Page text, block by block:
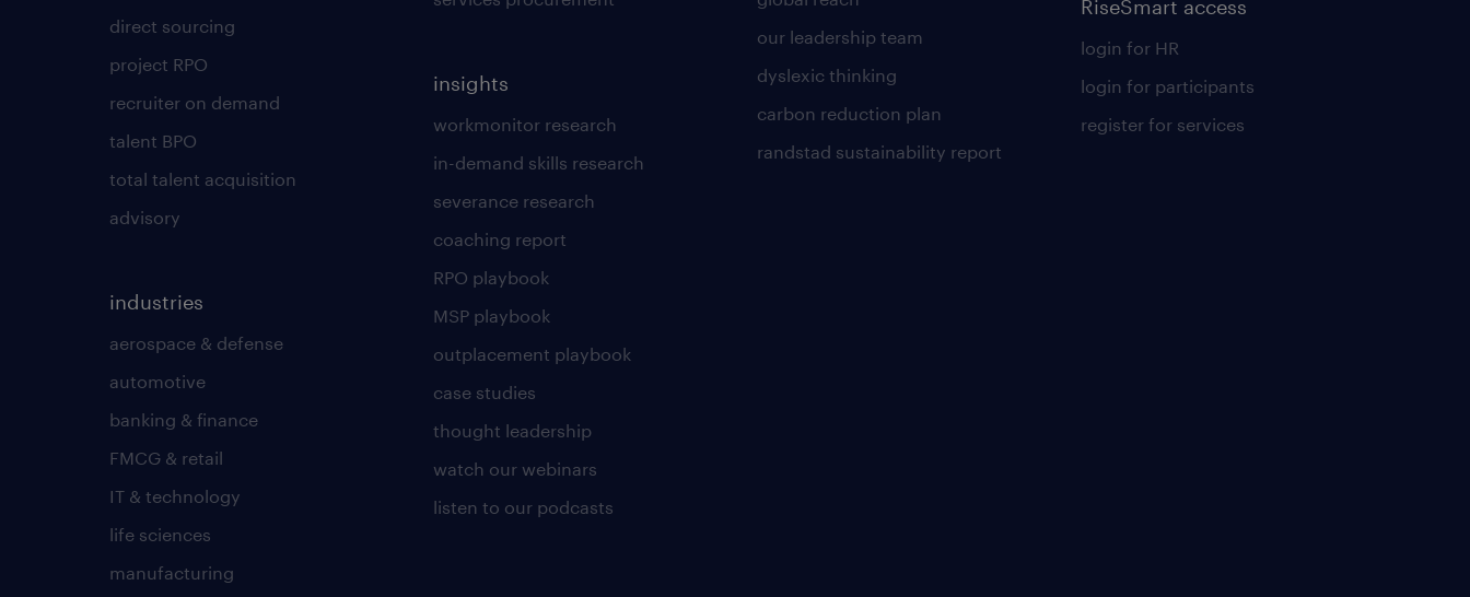
direct sourcing
project RPO
recruiter on demand
talent BPO
total talent acquisition
advisory
industries
aerospace & defense
automotive
banking & finance
FMCG & retail
IT & technology
life sciences
manufacturing
insights
workmonitor research
in-demand skills research
severance research
coaching report
RPO playbook
MSP playbook
outplacement playbook
case studies
thought leadership
watch our webinars
listen to our podcasts
our leadership team
dyslexic thinking
carbon reduction plan
randstad sustainability report
RiseSmart access
login for HR
login for participants
register for services